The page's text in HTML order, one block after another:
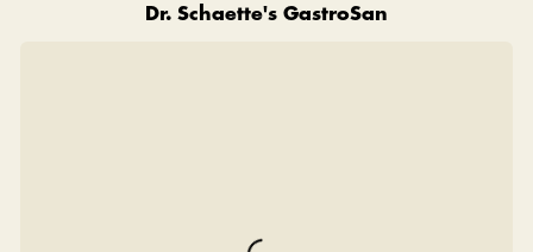
Dr. Schaette's GastroSan